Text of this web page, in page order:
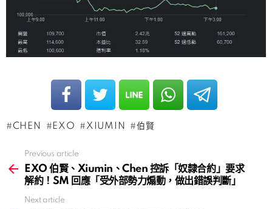
CHEN EXO XIUMIN 伯賢
more
Previous article
EXO 伯賢、Xiumin、Chen 控訴「奴隸合約」要求
解約！SM 回應「受外部勢力煽動，做出錯誤判斷」
Next article